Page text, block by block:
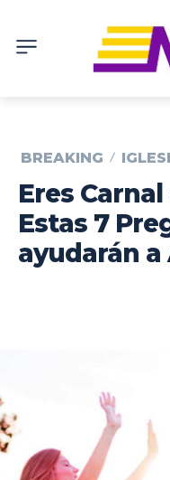
BREAKING
Eres
Estas 7
ayudarán